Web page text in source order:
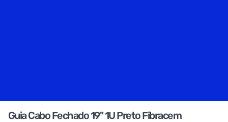
Guia Cabo Fechado 19" 1U Preto Fibracem